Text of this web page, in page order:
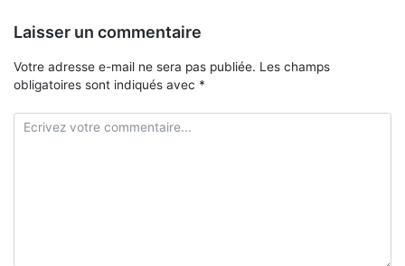
Laisser un commentaire
Votre adresse e-mail ne sera pas publiée. Les champs
obligatoires sont indiqués avec *